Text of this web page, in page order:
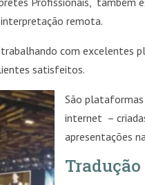
remota.
com excelentes
satisfeitos.
São
internet –
apresentações